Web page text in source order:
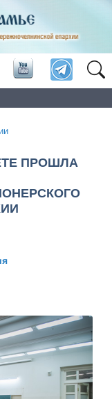
ПРОШЛА